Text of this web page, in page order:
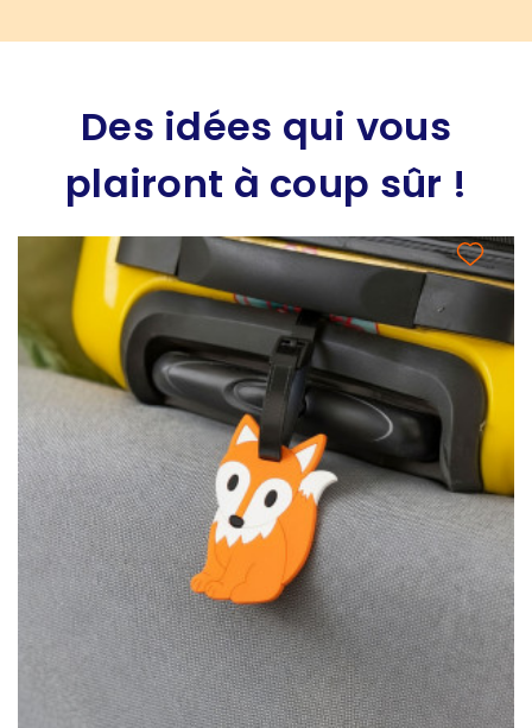
Des idées qui vous
plairont à coup sûr !